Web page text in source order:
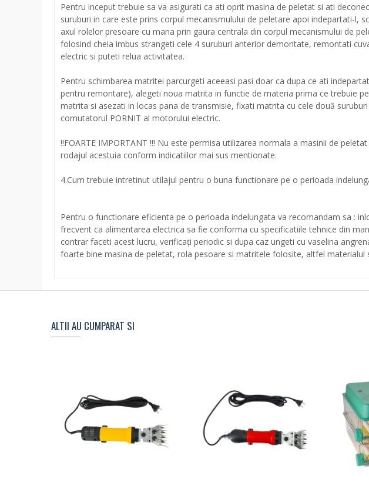
Pentru inceput trebuie sa va asigurati ca ati oprit masina de peletat si ati
suruburi in care este prins corpul mecanismulului de peletare apoi indepartati-
axul rolelor presoare cu mana prin gaura centrala din corpul mecanismului de
folosind cheia imbus strangeti cele 4 suruburi anterior demontate, remontati
electric si puteti relua activitatea.
Pentru schimbarea matritei parcurgeti aceeasi pasi doar ca dupa ce ati
pentru remontare), alegeti noua matrita in functie de materia prima ce trebuie
matrita si asezati in locas pana de transmisie, fixati matrita cu cele două
comutatorul PORNIT al motorului electric.
!!FOARTE IMPORTANT !!! Nu este permisa utilizarea normala a masinii de
rodajul acestuia conform indicatiilor mai sus mentionate.
4.Cum trebuie intretinut utilajul pentru o buna functionare pe o perioada
Pentru o functionare eficienta pe o perioada indelungata va recomandam sa :
frecvent ca alimentarea electrica sa fie conforma cu specificatiile tehnice din
contrar faceti acest lucru, verificați periodic si dupa caz ungeti cu vaselina
foarte bine masina de peletat, rola pesoare si matritele folosite, altfel
ALTII AU CUMPARAT SI